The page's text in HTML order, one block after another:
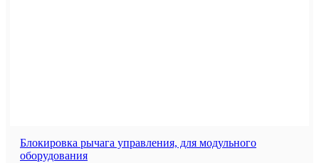
Блокировка рычага управления, для модульного
оборудования